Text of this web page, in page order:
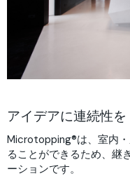
アイデアに連続性
Microtopping®は、室内
ることができるため、継
ーションです。